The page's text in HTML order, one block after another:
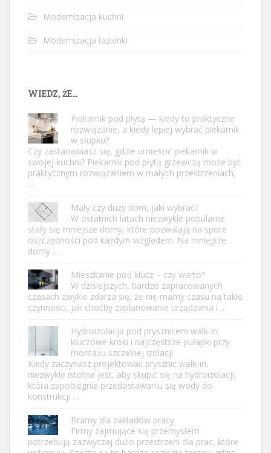
Modernizacja kuchni
Modernizacja łazienki
WIEDZ, ŻE…
Piekarnik pod płytą — kiedy to praktyczne
rozwiązanie, a kiedy lepiej wybrać piekarnik
w słupku?
Czy zastanawiasz się, gdzie umieścić piekarnik w
swojej kuchni? Piekarnik pod płytą grzewczą może być
praktycznym rozwiązaniem w małych przestrzeniach,
…
Mały czy duży dom, jaki wybrać?
W ostatnich latach niezwykle popularne
stały się mniejsze domy, które pozwalają na spore
oszczędności pod każdym względem. Na mniejsze
domy …
Mieszkanie pod klucz – czy warto?
W dzisiejszych, bardzo zapracowanych
czasach zwykle zdarza się, że nie mamy czasu na takie
czynności, jak choćby zaplanowanie urządzania i …
Hydroizolacja pod prysznicem walk-in:
kluczowe kroki i najczęstsze pułapki przy
montażu szczelnej izolacji
Kiedy zaczynasz projektować prysznic walk-in,
niezwykle istotne jest, aby skupić się na hydroizolacji,
która zapobiegnie przedostawaniu się wody do
konstrukcji …
Bramy dla zakładów pracy
Firmy zajmujące się przemysłem
potrzebują zazwyczaj dużo przestrzeni dla prac, które